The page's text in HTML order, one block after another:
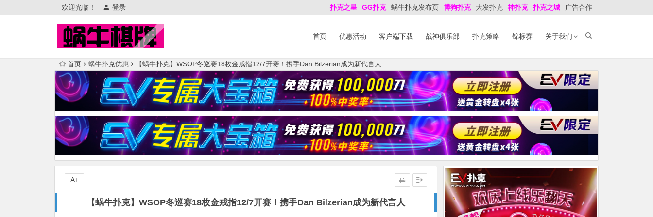
欢迎光临！ 登录 扑克之星 GG扑克 蜗牛扑克发布页 博狗扑克 大发扑克 神扑克 扑克之城 广告合作
首页 优惠活动 客户端下载 战神俱乐部 扑克策略 锦标赛 关于我们
首页 蜗牛扑克优惠 【蜗牛扑克】WSOP冬巡赛18枚金戒指12/7开赛！携手Dan Bilzerian成为新代言人
【蜗牛扑克】WSOP冬巡赛18枚金戒指12/7开赛！携手Dan Bilzerian成为新代言人
A+